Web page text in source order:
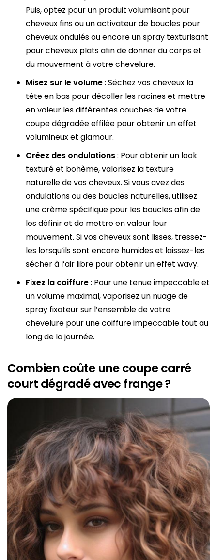
Puis, optez pour un produit volumisant pour
cheveux fins ou un activateur de boucles pour
cheveux ondulés ou encore un spray texturisant
pour cheveux plats afin de donner du corps et
du mouvement à votre chevelure.
Misez sur le volume: Séchez vos cheveux la
tête en bas pour décoller les racines et mettre
en valeur les différentes couches de votre
coupe dégradée effilée pour obtenir un effet
volumineux et glamour.
Créez des ondulations: Pour obtenir un look
texturé et bohème, valorisez la texture
naturelle de vos cheveux. Si vous avez des
ondulations ou des boucles naturelles, utilisez
une crème spécifique pour les boucles afin de
les définir et de mettre en valeur leur
mouvement. Si vos cheveux sont lisses, tressez-
les lorsqu’ils sont encore humides et laissez-les
sécher à l’air libre pour obtenir un effet wavy.
Fixez la coiffure: Pour une tenue impeccable et
un volume maximal, vaporisez un nuage de
spray fixateur sur l’ensemble de votre
chevelure pour une coiffure impeccable tout au
long de la journée.
Combien coûte une coupe carré
court dégradé avec frange ?